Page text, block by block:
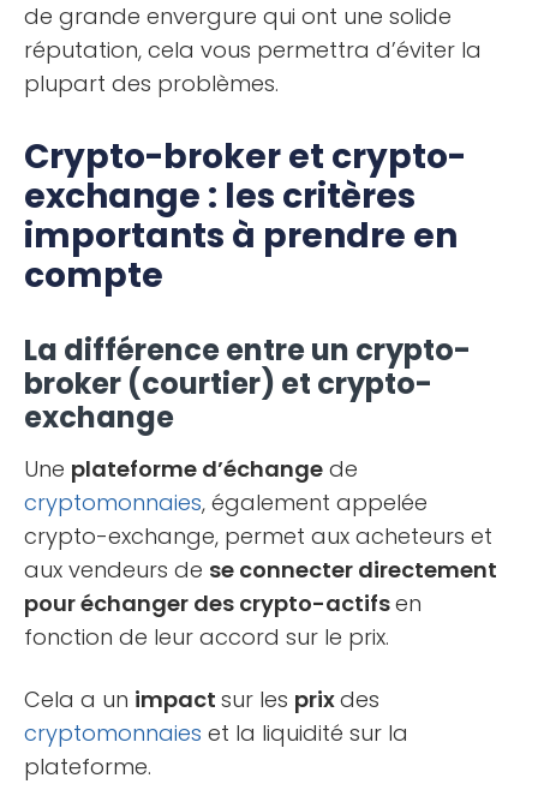
de grande envergure qui ont une solide
réputation, cela vous permettra d’éviter la
plupart des problèmes.
Crypto-broker et crypto-
exchange : les critères
importants à prendre en
compte
La différence entre un crypto-
broker (courtier) et crypto-
exchange
Une plateforme d’échange de
cryptomonnaies, également appelée
crypto-exchange, permet aux acheteurs et
aux vendeurs de se connecter directement
pour échanger des crypto-actifsen
fonction de leur accord sur le prix.
Cela a un impact sur les prixdes
cryptomonnaies et la liquidité sur la
plateforme.